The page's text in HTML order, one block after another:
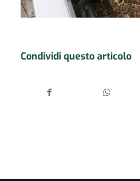
Condividi questo articolo